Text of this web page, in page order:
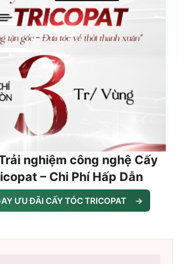
nghiệm công nghệ Cấy
– Chi Phí Hấp Dẫn
ƯU ĐÃI CẤY TÓC TRICOPAT →